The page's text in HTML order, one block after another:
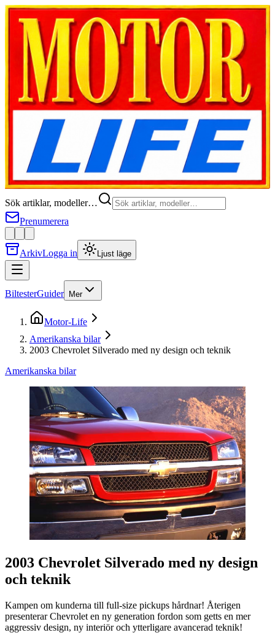
Sök artiklar, modeller…
Prenumerera
ArkivLogga in Ljust läge
BiltesterGuider Mer
Motor-Life
Amerikanska bilar
2003 Chevrolet Silverado med ny design och teknik
Amerikanska bilar
2003 Chevrolet Silverado med ny design
och teknik
Kampen om kunderna till full-size pickups hårdnar! Återigen
presenterar Chevrolet en ny generation fordon som getts en mer
aggressiv design, ny interiör och ytterligare avancerad teknik!